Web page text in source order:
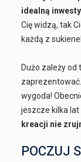
idealną
Cię widzą, tak
każdą z
Dużo zależy od
wygoda!
jeszcze kilka
kreacji nie
POCZUJ